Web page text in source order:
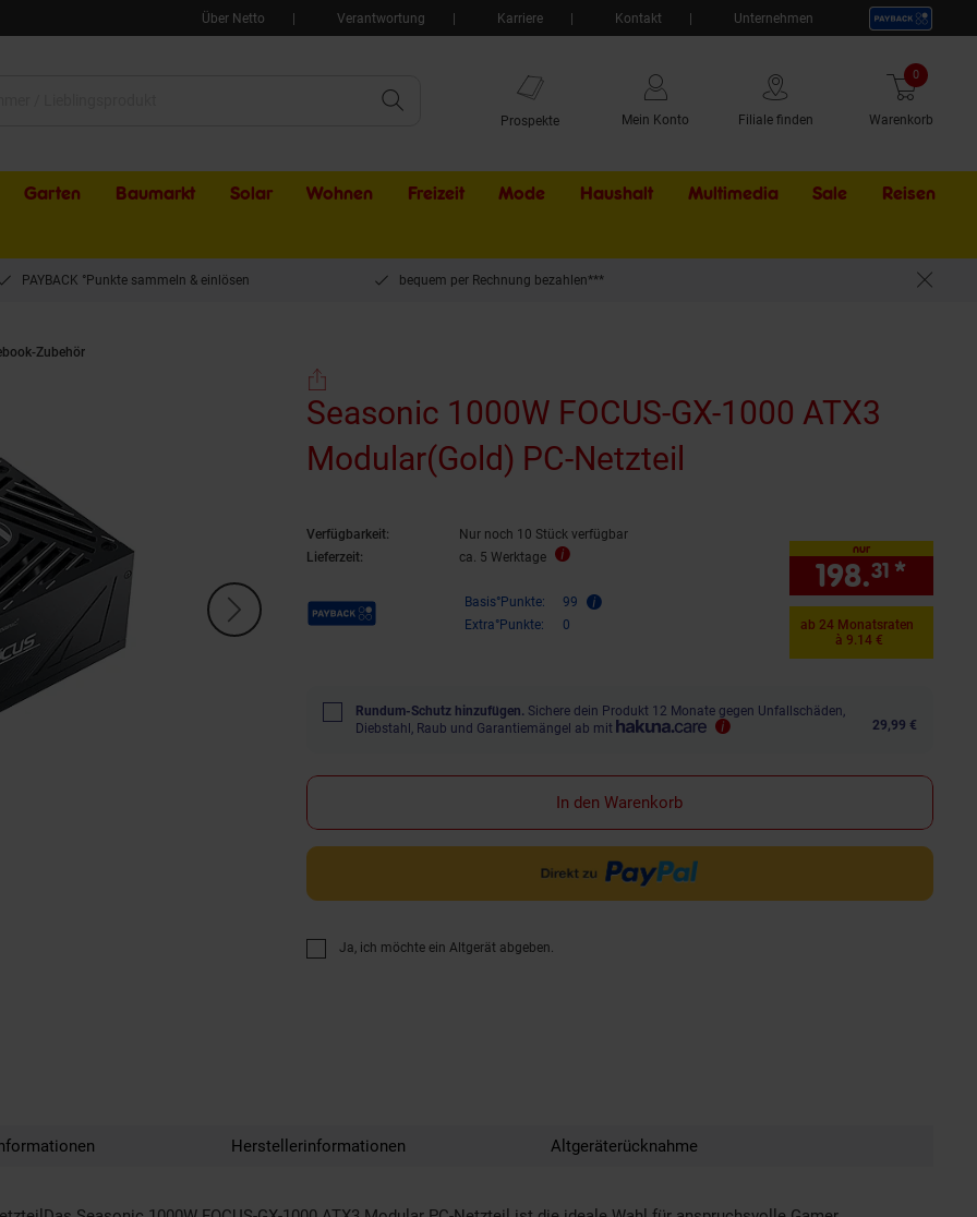
Über Netto Verantwortung Karriere Kontakt Unternehmen
Prospekte Mein Konto Filiale finden Warenkorb
0 Artikel
Garten Baumarkt Solar Wohnen Freizeit Mode Haushalt Multimedia Sale Externer
Reisen
PAYBACK °Punkte sammeln & einlösen bequem per Rechnung bezahlen***
Zubehör
Seasonic 1000W FOCUS-GX-1000 ATX3
Modular(Gold) PC-Netzteil
Verfügbarkeit:
Nur noch 10 Stück verfügbar
Lieferzeit:
ca. 5 Werktage
Payback Punkte Basis°Punkte:
99
Extra°Punkte:
0
nur
198.31 *
ab 24 Monatsraten
à 9.14 €
Rundum-Schutz hinzufügen. Sichere dein Produkt 12 Monate gegen Unfallschäden,
Diebstahl, Raub und Garantiemängel ab mit
29,99 €
In den Warenkorb
Ja, ich möchte ein Altgerät abgeben.
Herstellerinformationen Altgeräterücknahme